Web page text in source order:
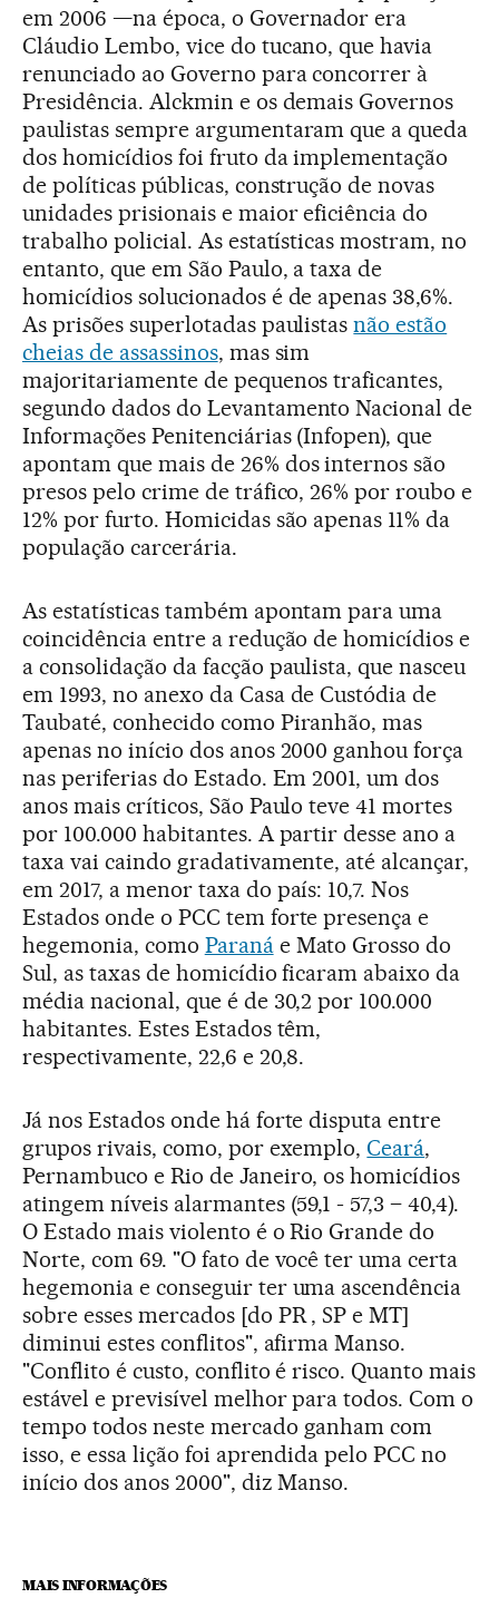
em 2006 —na época, o Governador era
Cláudio Lembo, vice do tucano, que havia
renunciado ao Governo para concorrer à
Presidência. Alckmin e os demais Governos
paulistas sempre argumentaram que a queda
dos homicídios foi fruto da implementação
de políticas públicas, construção de novas
unidades prisionais e maior eficiência do
trabalho policial. As estatísticas mostram, no
entanto, que em São Paulo, a taxa de
homicídios solucionados é de apenas 38,6%.
As prisões superlotadas paulistasnão estão
cheias de assassinos, mas sim
majoritariamente de pequenos traficantes,
segundo dados do Levantamento Nacional de
Informações Penitenciárias (Infopen), que
apontam que mais de 26% dos internos são
presos pelo crime de tráfico, 26% por roubo e
12% por furto. Homicidas são apenas 11% da
população carcerária.
As estatísticas também apontam para uma
coincidência entre a redução de homicídios e
a consolidação da facção paulista, que nasceu
em 1993, no anexo da Casa de Custódia de
Taubaté, conhecido como Piranhão, mas
apenas no início dos anos 2000 ganhou força
nas periferias do Estado. Em 2001, um dos
anos mais críticos, São Paulo teve 41 mortes
por 100.000 habitantes. A partir desse ano a
taxa vai caindo gradativamente, até alcançar,
em 2017, a menor taxa do país: 10,7. Nos
Estados onde o PCC tem forte presença e
hegemonia, como Paranáe Mato Grosso do
Sul, as taxas de homicídio ficaram abaixo da
média nacional, que é de 30,2 por 100.000
habitantes. Estes Estados têm,
respectivamente, 22,6 e 20,8.
Já nos Estados onde há forte disputa entre
grupos rivais, como, por exemplo,Ceará,
Pernambuco e Rio de Janeiro, os homicídios
atingem níveis alarmantes (59,1 - 57,3 – 40,4).
O Estado mais violento é o Rio Grande do
Norte, com 69. "O fato de você ter uma certa
hegemonia e conseguir ter uma ascendência
sobre esses mercados [do PR , SP e MT]
diminui estes conflitos", afirma Manso.
"Conflito é custo, conflito é risco. Quanto mais
estável e previsível melhor para todos. Com o
tempo todos neste mercado ganham com
isso, e essa lição foi aprendida pelo PCC no
início dos anos 2000", diz Manso.
MAIS INFORMAÇÕES